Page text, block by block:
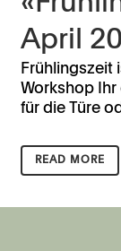
April
Frühlingszeit
Workshop Ihr
für die Türe
READ MORE